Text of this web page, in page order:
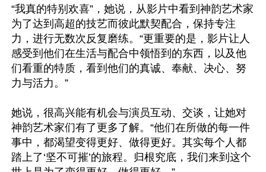
“我真的特别欢喜”，她说，从影片中看到神韵艺术家
为了达到高超的技艺而彼此默契配合，保持专注
力，进行无数次反复磨练。“更重要的是，影片让人
感受到他们在生活与配合中领悟到的东西，以及他
们看重的特质，看到他们的真诚、奉献、决心、努
力与活力。”
她说，很高兴能有机会与演员互动、交谈，让她对
神韵艺术家们有了更多了解。“他们在所做的每一件
事中，都渴望变得更好、做得更好。其实每个人都
踏上了‘坚不可摧’的旅程。归根究底，我们来到这个